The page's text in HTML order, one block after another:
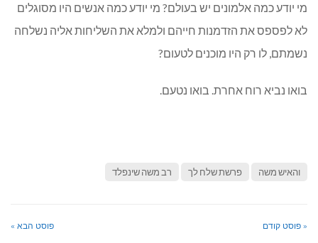
מי יודע כמה אלמונים יש בעולם? מי יודע כמה אנשים היו מסוגלים
לא לפספס את הזדמנות חייהם ולמלא את השליחות אליה נשלחה
נשמתם, לו רק היו מוכנים לטעום?
בואו נביא רוח אחרת. בואו נטעם.
והאיש משה פרשת שלח לך רב משה שינפלד
« פוסט קודם פוסט הבא »